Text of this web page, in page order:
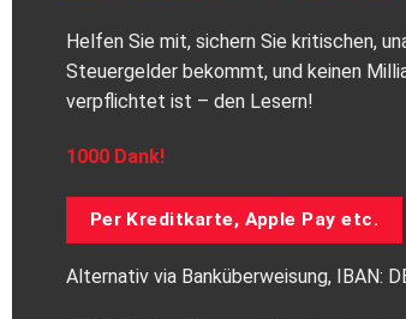
Helfen Sie mit, sichern Sie kritischen,
Steuergelder bekommt, und keinen
verpflichtet ist – den Lesern!
1000 Dank!
Per Kreditkarte, Apple Pay etc.
Alternativ via Banküberweisung, IBAN: